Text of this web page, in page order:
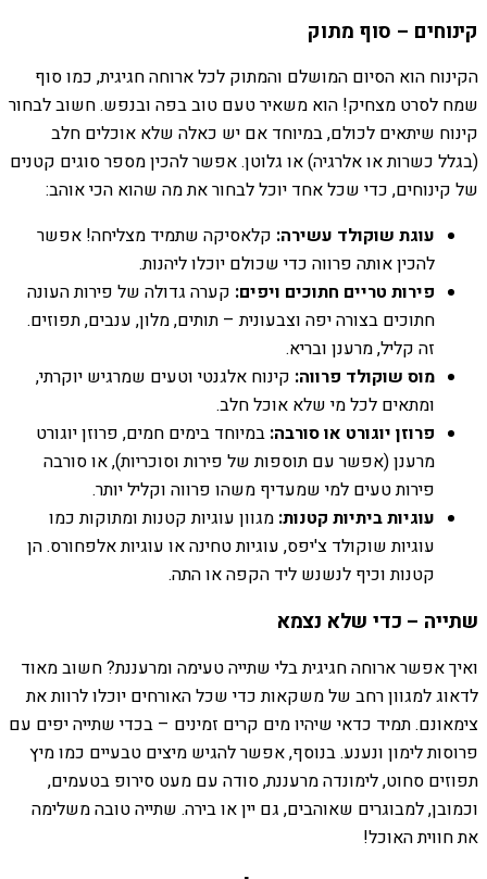
קינוחים – סוף מתוק
הקינוח הוא הסיום המושלם והמתוק לכל ארוחה חגיגית, כמו סוף
שמח לסרט מצחיק! הוא משאיר טעם טוב בפה ובנפש. חשוב לבחור
קינוח שיתאים לכולם, במיוחד אם יש כאלה שלא אוכלים חלב
(בגלל כשרות או אלרגיה) או גלוטן. אפשר להכין מספר סוגים קטנים
של קינוחים, כדי שכל אחד יוכל לבחור את מה שהוא הכי אוהב:
עוגת שוקולד עשירה: קלאסיקה שתמיד מצליחה! אפשר
להכין אותה פרווה כדי שכולם יוכלו ליהנות.
פירות טריים חתוכים ויפים: קערה גדולה של פירות העונה
חתוכים בצורה יפה וצבעונית – תותים, מלון, ענבים, תפוזים.
זה קליל, מרענן ובריא.
מוס שוקולד פרווה: קינוח אלגנטי וטעים שמרגיש יוקרתי,
ומתאים לכל מי שלא אוכל חלב.
פרוזן יוגורט או סורבה: במיוחד בימים חמים, פרוזן יוגורט
מרענן (אפשר עם תוספות של פירות וסוכריות), או סורבה
פירות טעים למי שמעדיף משהו פרווה וקליל יותר.
עוגיות ביתיות קטנות: מגוון עוגיות קטנות ומתוקות כמו
עוגיות שוקולד צ'יפס, עוגיות טחינה או עוגיות אלפחורס. הן
קטנות וכיף לנשנש ליד הקפה או התה.
שתייה – כדי שלא נצמא
ואיך אפשר ארוחה חגיגית בלי שתייה טעימה ומרעננת? חשוב מאוד
לדאוג למגוון רחב של משקאות כדי שכל האורחים יוכלו לרוות את
צימאונם. תמיד כדאי שיהיו מים קרים זמינים – בכדי שתייה יפים עם
פרוסות לימון ונענע. בנוסף, אפשר להגיש מיצים טבעיים כמו מיץ
תפוזים סחוט, לימונדה מרעננת, סודה עם מעט סירופ בטעמים,
וכמובן, למבוגרים שאוהבים, גם יין או בירה. שתייה טובה משלימה
את חווית האוכל!